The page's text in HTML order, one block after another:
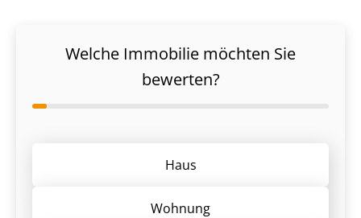
Welche Immobilie möchten Sie
bewerten?
Haus
Wohnung